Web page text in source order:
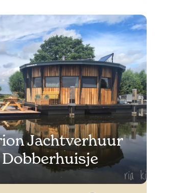
Jachtverhuur
Dobberhuisje